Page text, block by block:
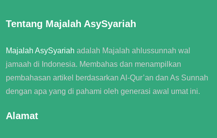
Tentang Majalah AsySyariah
Majalah AsySyariah adalah Majalah ahlussunnah wal
jamaah di Indonesia. Membahas dan menampilkan
pembahasan artikel berdasarkan Al-Qur’an dan As Sunnah
dengan apa yang di pahami oleh generasi awal umat ini.
Alamat